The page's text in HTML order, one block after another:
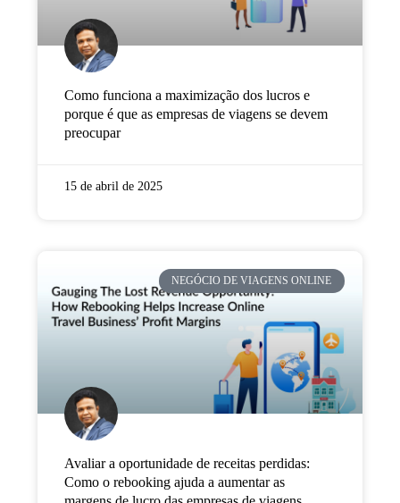
Como funciona a maximização dos lucros e
porque é que as empresas de viagens se devem
preocupar
15 de abril de 2025
NEGÓCIO DE VIAGENS ONLINE
Avaliar a oportunidade de receitas perdidas:
Como o rebooking ajuda a aumentar as